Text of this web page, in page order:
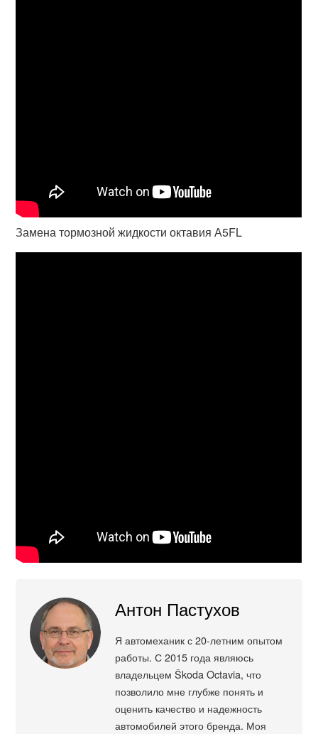
Замена тормозной жидкости октавия А5FL
Антон Пастухов
Я автомеханик с 20-летним опытом
работы. С 2015 года являюсь
владельцем Škoda Octavia, что
позволило мне глубже понять и
оценить качество и надежность
автомобилей этого бренда. Моя